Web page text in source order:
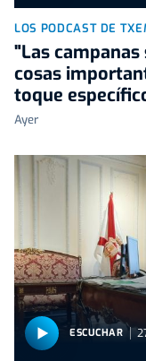
LOS PODCAST DE
"Las
cosas
toque
Ayer
ESCUCHAR